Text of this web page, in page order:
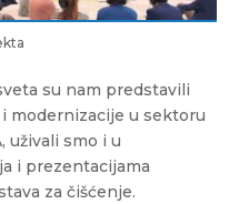
su nam predstavili
modernizacije u sektoru
uživali smo i u
i prezentacijama
za čišćenje.